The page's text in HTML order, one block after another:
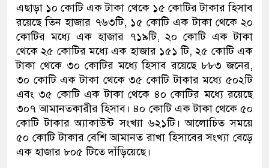
এছাড়া ১০ কোটি এক টাকা থেকে ১৫ কোটির টাকার হিসাব
রয়েছে তিন হাজার ৭৬৩টি, ১৫ কোটি এক টাকা থেকে ২০
কোটির মধ্যে এক হাজার ৭১৯টি, ২০ কোটি এক টাকা
থেকে ২৫ কোটির মধ্যে এক হাজার ১৫১ টি, ২৫ কোটি এক
টাকা থেকে ৩০ কোটির মধ্যে হিসাব রয়েছে ৮৮৩ জনের,
৩০ কোটি এক টাকা থেকে ৩৫ কোটি টাকার মধ্যে ৫০২টি
এবং ৩৫ কোটি এক টাকা থেকে ৪০ কোটির মধ্যে রয়েছে
৩০৭ আমানতকারীর হিসাব। ৪০ কোটি এক টাকা থেকে ৫০
কোটি টাকার অ্যাকাউন্ট সংখ্যা ৬২১টি। আলোচিত সময়ে
৫০ কোটি টাকার বেশি আমানত রাখা হিসাবের সংখ্যা বেড়ে
এক হাজার ৮০৫ টিতে দাঁড়িয়েছে।